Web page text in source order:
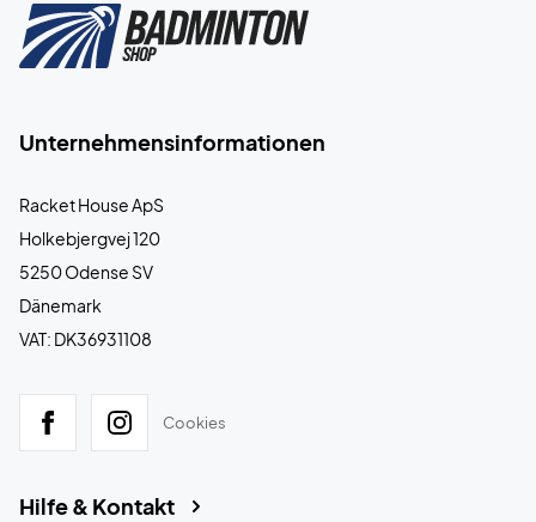
Unternehmensinformationen
Racket House ApS
Holkebjergvej 120
5250 Odense SV
Dänemark
VAT: DK36931108
Cookies
Hilfe & Kontakt